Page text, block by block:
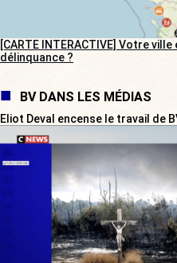
[CARTE INTERACTIVE] Votre
délinquance ?
BV DANS LES MÉDIAS
Eliot Deval encense le travail de